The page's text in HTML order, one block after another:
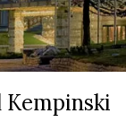
Kempinski